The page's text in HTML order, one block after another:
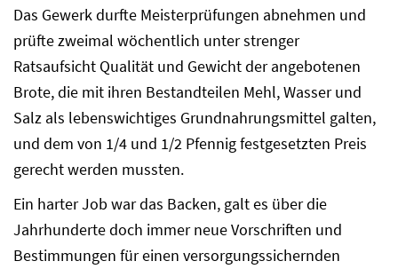
Das Gewerk durfte Meisterprüfungen abnehmen und
prüfte zweimal wöchentlich unter strenger
Ratsaufsicht Qualität und Gewicht der angebotenen
Brote, die mit ihren Bestandteilen Mehl, Wasser und
Salz als lebenswichtiges Grundnahrungsmittel galten,
und dem von 1/4 und 1/2 Pfennig festgesetzten Preis
gerecht werden mussten.
Ein harter Job war das Backen, galt es über die
Jahrhunderte doch immer neue Vorschriften und
Bestimmungen für einen versorgungssichernden